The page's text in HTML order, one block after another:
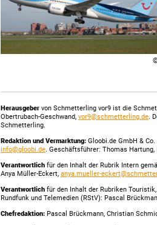
Herausgeber von Schmetterling vor9 ist die
Obertrubach-Geschwand, vor9@schmetterling.de.
Schmetterling.
Redaktion und Vermarktung: Gloobi.de GmbH &
info@gloobi.de. Geschäftsführer: Thomas
Verantwortlich für den Inhalt der Rubrik Intern
Anya Müller-Eckert, anya.mueller-
Verantwortlich für den Inhalt der Rubriken
Rundfunk und Telemedien (RStV): Pascal
Chefredaktion: Pascal Brückmann, Christian